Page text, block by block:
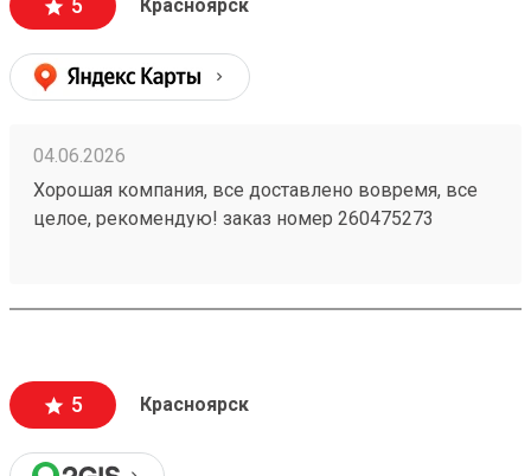
5 Красноярск
04.06.2026
Хорошая компания, все доставлено вовремя, все
целое, рекомендую! заказ номер 260475273
5 Красноярск